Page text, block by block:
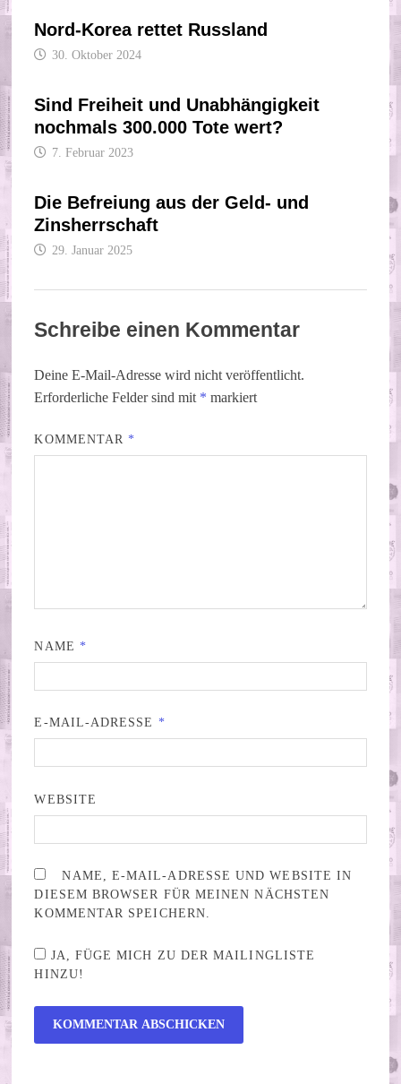
Nord-Korea rettet Russland
30. Oktober 2024
Sind Freiheit und Unabhängigkeit
nochmals 300.000 Tote wert?
7. Februar 2023
Die Befreiung aus der Geld- und
Zinsherrschaft
29. Januar 2025
Schreibe einen Kommentar
Deine E-Mail-Adresse wird nicht veröffentlicht.
Erforderliche Felder sind mit * markiert
KOMMENTAR *
NAME *
E-MAIL-ADRESSE *
WEBSITE
NAME, E-MAIL-ADRESSE UND WEBSITE IN
DIESEM BROWSER FÜR MEINEN NÄCHSTEN
KOMMENTAR SPEICHERN.
JA, FÜGE MICH ZU DER MAILINGLISTE
HINZU!